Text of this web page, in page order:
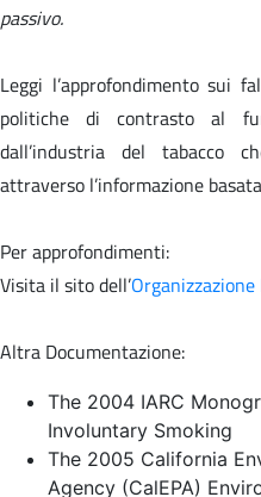
passivo.
Leggi l’approfondimento sui
politiche di contrasto al
dall’industria del tabacco
attraverso l’informazione
Per approfondimenti:
Visita il sito dell’
Altra Documentazione:
The 2004 IARC
Involuntary Smoking
The 2005 California
Agency (CalEPA)